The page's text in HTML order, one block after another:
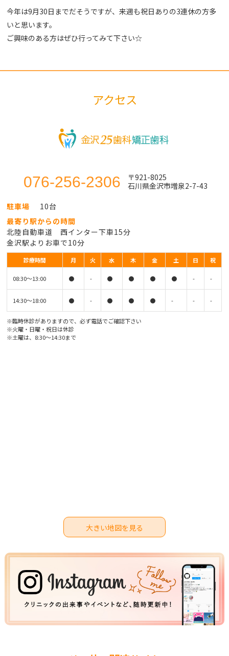
今年は9月30日までだそうですが、来週も祝日ありの3連休の方多
いと思います。
ご興味のある方はぜひ行ってみて下さい☆
アクセス
076-256-2306
〒921-8025
石川県金沢市増泉2-7-43
駐車場
10台
最寄り駅からの時間
北陸自動車道 西インター下車15分
金沢駅よりお車で10分
診療時間 月 火 水 木 金 土 日 祝
08:30〜13:00 ● - ● ● ● ● - -
14:30〜18:00 ● - ● ● ● - - -
※臨時休診がありますので、必ず電話でご確認下さい
※火曜・日曜・祝日は休診
※土曜は、8:30〜14:30まで
大きい地図を見る